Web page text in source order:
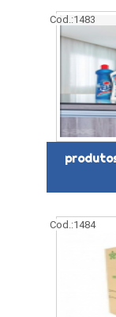
Cod.:1483
Cod.:1484